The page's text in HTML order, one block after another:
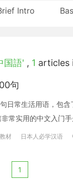
Intro
国語' , 1 articles
句
日常生活用语，包
常实用的中文入门
材 日本人必学汉语
1